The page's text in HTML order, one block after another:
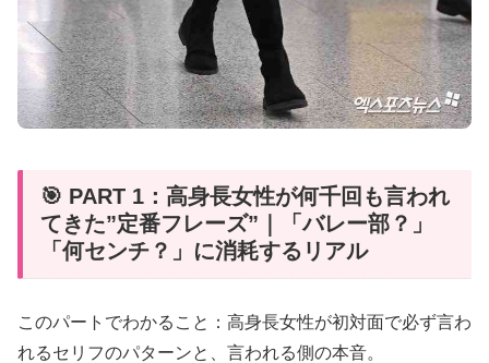
🎯 PART 1：高身長女性が何千回も言われ
てきた”定番フレーズ”｜「バレー部？」
「何センチ？」に消耗するリアル
このパートでわかること：高身長女性が初対面で必ず言わ
れるセリフのパターンと、言われる側の本音。